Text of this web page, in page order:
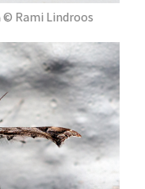
© Rami Lindroos